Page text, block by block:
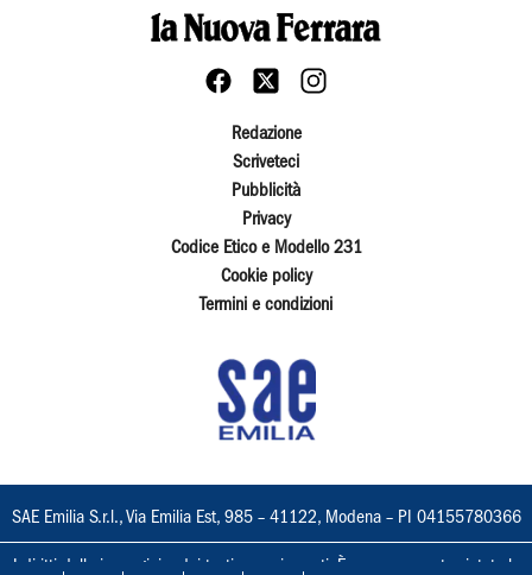
Redazione
Scriveteci
Pubblicità
Privacy
Codice Etico e Modello 231
Cookie policy
Termini e condizioni
SAE Emilia S.r.l., Via Emilia Est, 985 – 41122, Modena – PI 04155780366
I diritti delle immagini e dei testi sono riservati. È espressamente vietata la